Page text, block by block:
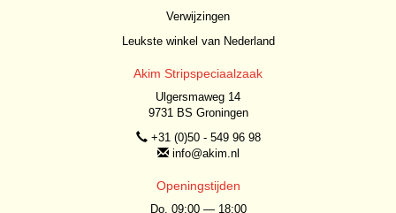
Verwijzingen
Leukste winkel van Nederland
Akim Stripspeciaalzaak
Ulgersmaweg 14
9731 BS Groningen
+31 (0)50 - 549 96 98
info@akim.nl
Openingstijden
Do. 09:00 — 18:00